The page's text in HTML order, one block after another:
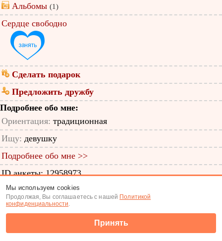
Альбомы (1)
Сердце свободно
Сделать подарок
Предложить дружбу
Подробнее обо мне:
Ориентация: традиционная
Ищу: девушку
Подробнее обо мне >>
ID анкеты: 12958973
Знакомства|Поиск анкет
(c) Tabor.ru 2026
Мы используем cookies
Продолжая, Вы соглашаетесь с нашей Политикой
конфиденциальности.
Принять